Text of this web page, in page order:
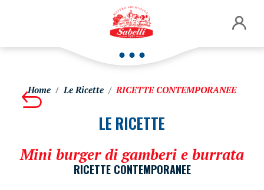
Home Le Ricette RICETTE CONTEMPORANEE
LE RICETTE
Mini burger di gamberi e burrata
RICETTE CONTEMPORANEE